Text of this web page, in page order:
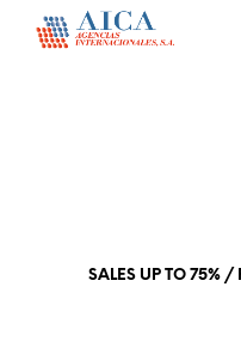
SALES UP TO 75% /